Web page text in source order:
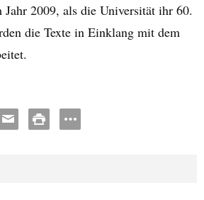
2009, als die Universität ihr 60.
die Texte in Einklang mit dem